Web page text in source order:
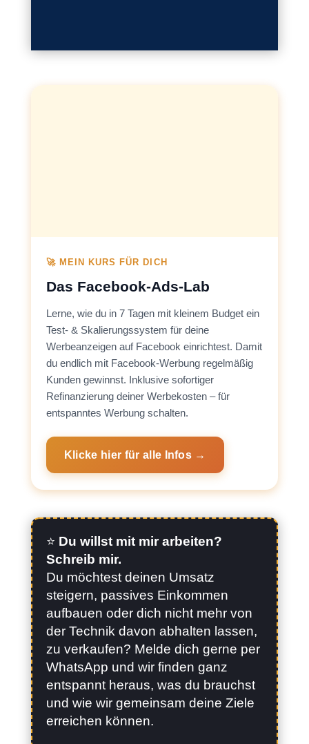
🚀 MEIN KURS FÜR DICH
Das Facebook-Ads-Lab
Lerne, wie du in 7 Tagen mit kleinem Budget ein
Test- & Skalierungssystem für deine
Werbeanzeigen auf Facebook einrichtest. Damit
du endlich mit Facebook-Werbung regelmäßig
Kunden gewinnst. Inklusive sofortiger
Refinanzierung deiner Werbekosten – für
entspanntes Werbung schalten.
Klicke hier für alle Infos →
⭐️ Du willst mit mir arbeiten?
Schreib mir.
Du möchtest deinen Umsatz
steigern, passives Einkommen
aufbauen oder dich nicht mehr von
der Technik davon abhalten lassen,
zu verkaufen? Melde dich gerne per
WhatsApp und wir finden ganz
entspannt heraus, was du brauchst
und wie wir gemeinsam deine Ziele
erreichen können.